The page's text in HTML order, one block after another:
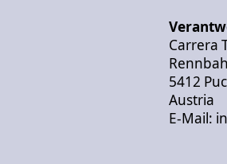
Carrera
5412
Austria
E-Mail: